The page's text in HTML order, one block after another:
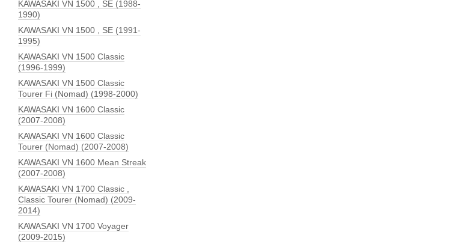
KAWASAKI VN 1500 , SE (1988-
1990)
KAWASAKI VN 1500 , SE (1991-
1995)
KAWASAKI VN 1500 Classic
(1996-1999)
KAWASAKI VN 1500 Classic
Tourer Fi (Nomad) (1998-2000)
KAWASAKI VN 1600 Classic
(2007-2008)
KAWASAKI VN 1600 Classic
Tourer (Nomad) (2007-2008)
KAWASAKI VN 1600 Mean Streak
(2007-2008)
KAWASAKI VN 1700 Classic ,
Classic Tourer (Nomad) (2009-
2014)
KAWASAKI VN 1700 Voyager
(2009-2015)